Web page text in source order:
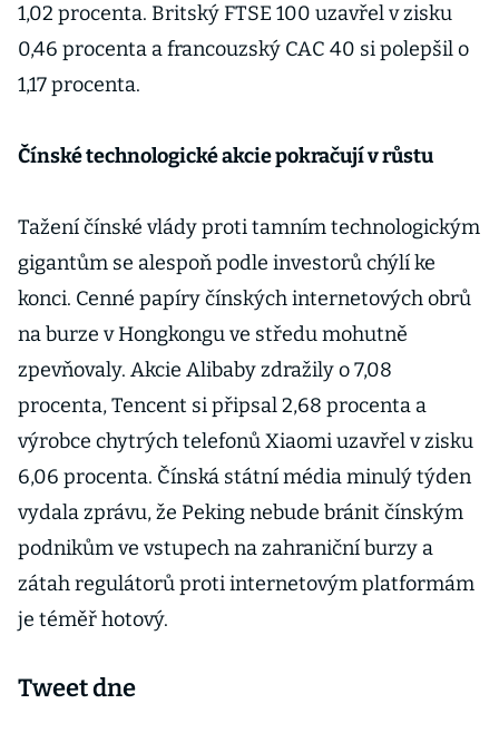
1,02 procenta. Britský FTSE 100 uzavřel v zisku
0,46 procenta a francouzský CAC 40 si polepšil o
1,17 procenta.
Čínské technologické akcie pokračují v růstu
Tažení čínské vlády proti tamním technologickým
gigantům se alespoň podle investorů chýlí ke
konci. Cenné papíry čínských internetových obrů
na burze v Hongkongu ve středu mohutně
zpevňovaly. Akcie Alibaby zdražily o 7,08
procenta, Tencent si připsal 2,68 procenta a
výrobce chytrých telefonů Xiaomi uzavřel v zisku
6,06 procenta. Čínská státní média minulý týden
vydala zprávu, že Peking nebude bránit čínským
podnikům ve vstupech na zahraniční burzy a
zátah regulátorů proti internetovým platformám
je téměř hotový.
Tweet dne